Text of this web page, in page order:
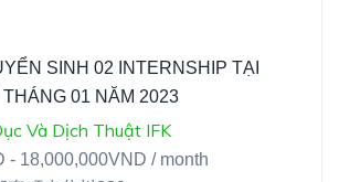
SINH 02 INTERNSHIP TẠI
01 NĂM 2023
Và Dịch Thuật IFK
- 18,000,000VND / month